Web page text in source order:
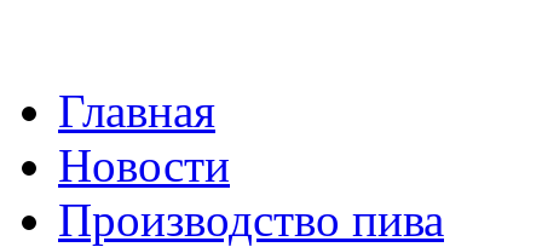
Главная
Новости
Производство пива